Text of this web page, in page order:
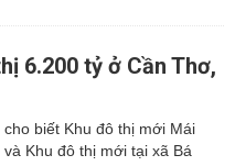
6.200 tỷ ở Cần Thơ,
cho biết Khu đô thị mới Mái
và Khu đô thị mới tại xã Bá